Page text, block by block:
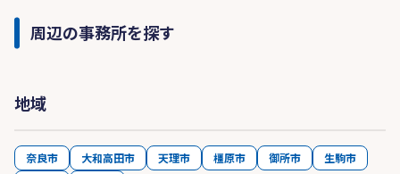
周辺の事務所を探す
地域
奈良市 大和高田市 天理市 橿原市 御所市
生駒市